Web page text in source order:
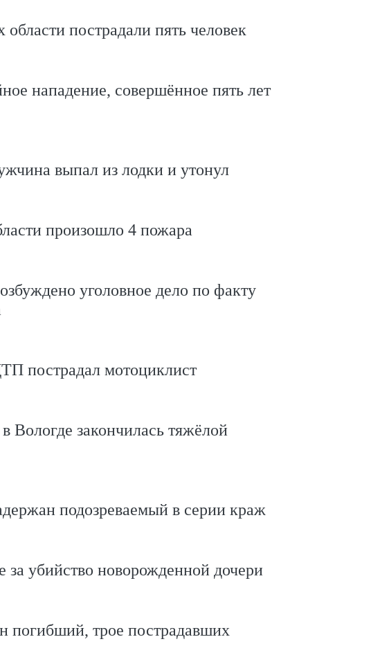
пострадали пять человек
нападение, совершённое пять лет
выпал из лодки и утонул
произошло 4 пожара
уголовное дело по факту
пострадал мотоциклист
Вологде закончилась тяжёлой
подозреваемый в серии краж
за убийство новорожденной дочери
погибший, трое пострадавших